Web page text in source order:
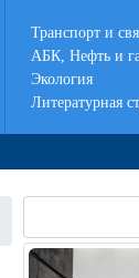
Транспорт и
АБК, Нефть и
Экология
Литературная
В